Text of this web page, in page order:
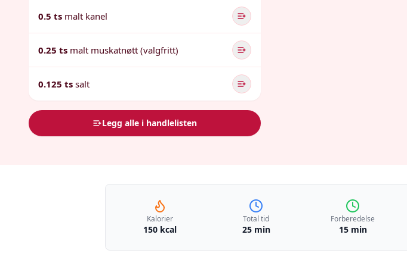
0.5 ts malt kanel
0.25 ts malt muskatnøtt (valgfritt)
0.125 ts salt
Legg alle i handlelisten
Kalorier
150 kcal
Total tid
25 min
Forberedelse
15 min